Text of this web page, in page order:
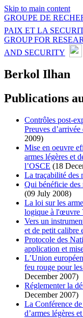
Skip to main content
GROUPE DE
PAIX ET LA
GROUP FOR
AND SECURITY
Berkol Ilhan
Publications
Contrôles post-
Preuves
2009)
Mise en oeuvre
armes légères et
l’OSCE (18
La traçabilité des
Qui bénéficie des
(09 July 2008)
La loi sur les
logique à l'œuvre
Vers un
et de petit calibre
Protocole des
application et
L’Union
feu rouge pour
December 2007)
Réglementer la
December 2007)
La Conférence
d’armes légères